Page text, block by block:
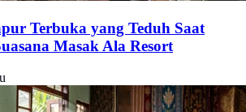
Terbuka yang Teduh Saat
Masak Ala Resort